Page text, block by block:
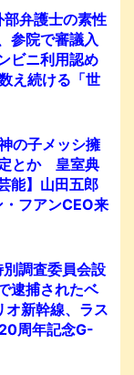
弁護士の素性
参院で審議入
ビニ利用認め
え続ける「世
の子メッシ擁
とか 皇室典
能】山田五郎
フアンCEO来
調査委員会設
逮捕されたベ
新幹線、ラス
周年記念G-